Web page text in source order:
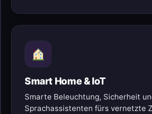
Smart Home & IoT
Smarte Beleuchtung, Sicherheit
Sprachassistenten fürs vernetzte